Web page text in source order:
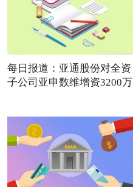
每日报道：亚通股份对全资
子公司亚申数维增资3200万